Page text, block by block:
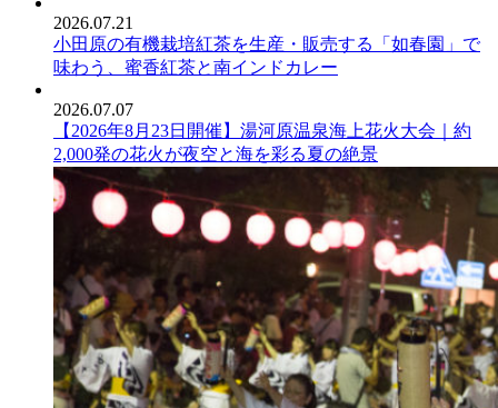
2026.07.21
小田原の有機栽培紅茶を生産・販売する「如春園」で
味わう、蜜香紅茶と南インドカレー
2026.07.07
【2026年8月23日開催】湯河原温泉海上花火大会｜約
2,000発の花火が夜空と海を彩る夏の絶景